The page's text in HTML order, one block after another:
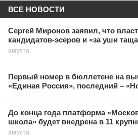
ВСЕ НОВОСТИ
Сергей Миронов заявил, что
кандидатов-эсеров и «за уши
августа
Первый номер в бюллетене на
«Единая Россия», последний –
До конца года платформа
школа» будет внедрена в 11
августа